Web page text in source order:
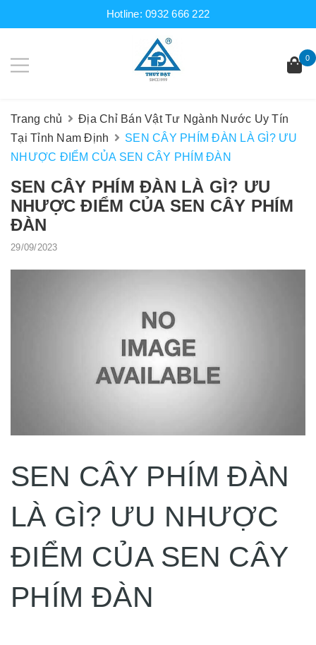
Hotline:0932 666 222
0
Trang chủ
Địa Chỉ Bán Vật Tư Ngành Nước Uy Tín
Tại Tỉnh Nam Định
SEN CÂY PHÍM ĐÀN LÀ GÌ? ƯU
NHƯỢC ĐIỂM CỦA SEN CÂY PHÍM ĐÀN
SEN CÂY PHÍM ĐÀN LÀ GÌ? ƯU
NHƯỢC ĐIỂM CỦA SEN CÂY PHÍM
ĐÀN
29/09/2023
SEN CÂY PHÍM ĐÀN
LÀ GÌ? ƯU NHƯỢC
ĐIỂM CỦA SEN CÂY
PHÍM ĐÀN